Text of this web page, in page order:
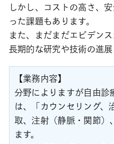
しかし、コストの高さ、
った課題もあります。
また、まだまだエビデン
長期的な研究や技術の進展
【業務内容】
分野によりますが自由診
は、「カウンセリング、
取、注射（静脈・関節）
ます。